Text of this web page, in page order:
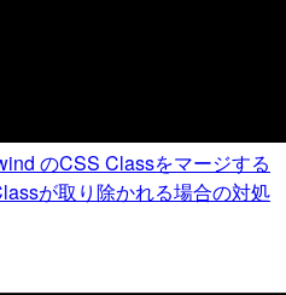
のCSS Classをマージする
が取り除かれる場合の対処